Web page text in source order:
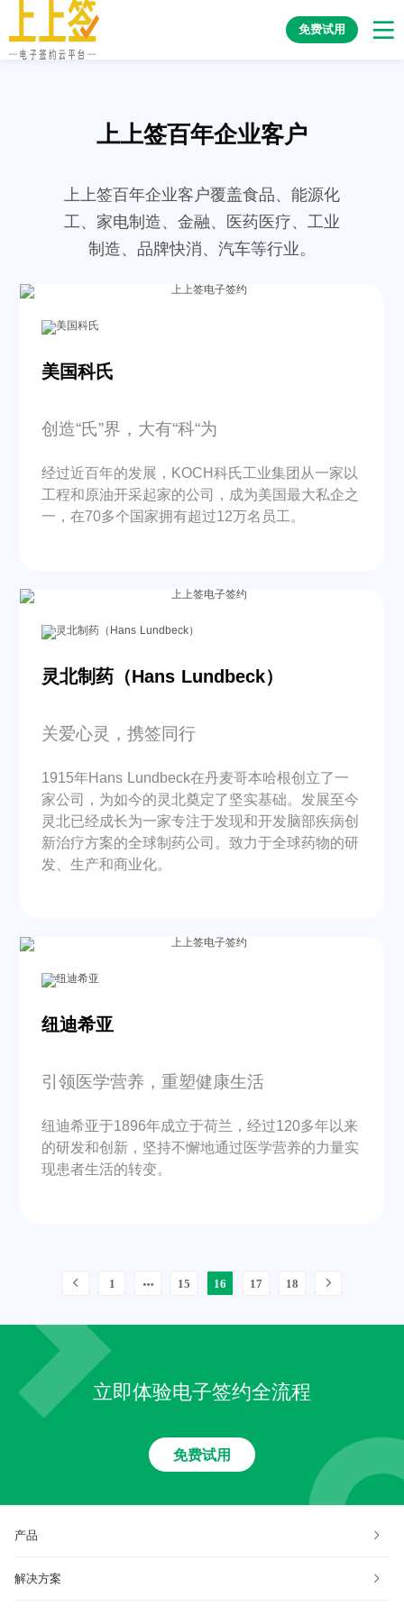
免费试用
上上签百年企业客户
上上签百年企业客户覆盖食品、能源化
工、家电制造、金融、医药医疗、工业
制造、品牌快消、汽车等行业。
美国科氏
创造“氏”界，大有“科“为
经过近百年的发展，KOCH科氏工业集团从一家以
工程和原油开采起家的公司，成为美国最大私企之
一，在70多个国家拥有超过12万名员工。
灵北制药（Hans Lundbeck）
关爱心灵，携签同行
1915年Hans Lundbeck在丹麦哥本哈根创立了一
家公司，为如今的灵北奠定了坚实基础。发展至今
灵北已经成长为一家专注于发现和开发脑部疾病创
新治疗方案的全球制药公司。致力于全球药物的研
发、生产和商业化。
纽迪希亚
引领医学营养，重塑健康生活
纽迪希亚于1896年成立于荷兰，经过120多年以来
的研发和创新，坚持不懈地通过医学营养的力量实
现患者生活的转变。
1 15 16 17 18
立即体验电子签约全流程
免费试用
产品
解决方案